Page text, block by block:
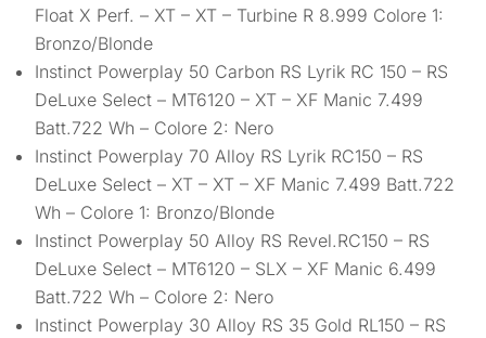
Float X Perf. – XT – XT – Turbine R 8.999 Colore 1:
Bronzo/Blonde
Instinct Powerplay 50 Carbon RS Lyrik RC 150 – RS
DeLuxe Select – MT6120 – XT – XF Manic 7.499
Batt.722 Wh – Colore 2: Nero
Instinct Powerplay 70 Alloy RS Lyrik RC150 – RS
DeLuxe Select – XT – XT – XF Manic 7.499 Batt.722
Wh – Colore 1: Bronzo/Blonde
Instinct Powerplay 50 Alloy RS Revel.RC150 – RS
DeLuxe Select – MT6120 – SLX – XF Manic 6.499
Batt.722 Wh – Colore 2: Nero
Instinct Powerplay 30 Alloy RS 35 Gold RL150 – RS